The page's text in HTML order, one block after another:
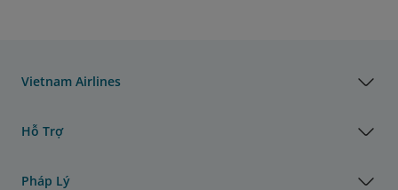
Vietnam Airlines
Hỗ Trợ
Pháp Lý